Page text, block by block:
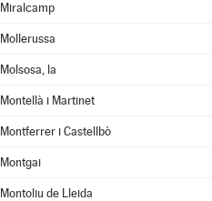
Miralcamp
Mollerussa
Molsosa, la
Montellà i Martinet
Montferrer i Castellbò
Montgai
Montoliu de Lleida